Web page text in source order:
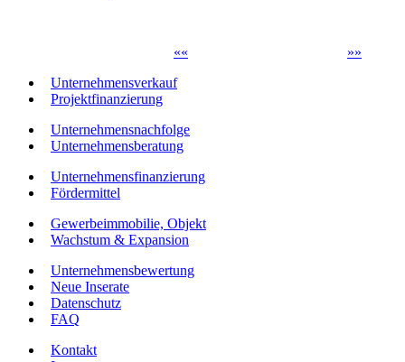
»»
««
Unternehmensverkauf
Projektfinanzierung
Unternehmensnachfolge
Unternehmensberatung
Unternehmensfinanzierung
Fördermittel
Gewerbeimmobilie, Objekt
Wachstum & Expansion
Unternehmensbewertung
Neue Inserate
Datenschutz
FAQ
Kontakt